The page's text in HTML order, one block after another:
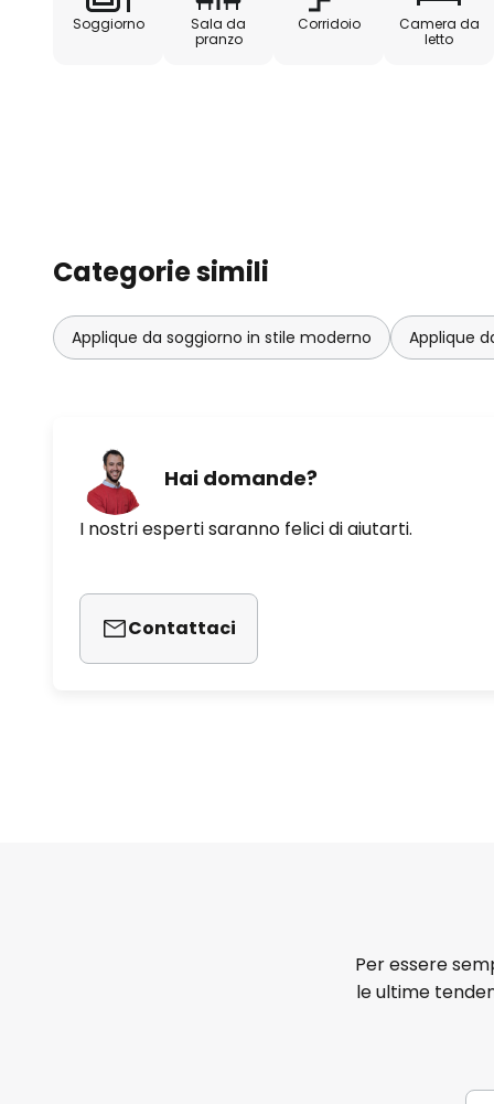
Soggiorno
Sala da
pranzo
Corridoio
Camera da
letto
Categorie simili
Applique da soggiorno in stile moderno Applique
Hai domande?
I nostri esperti saranno felici di aiutarti.
Contattaci
Per essere
le ultime